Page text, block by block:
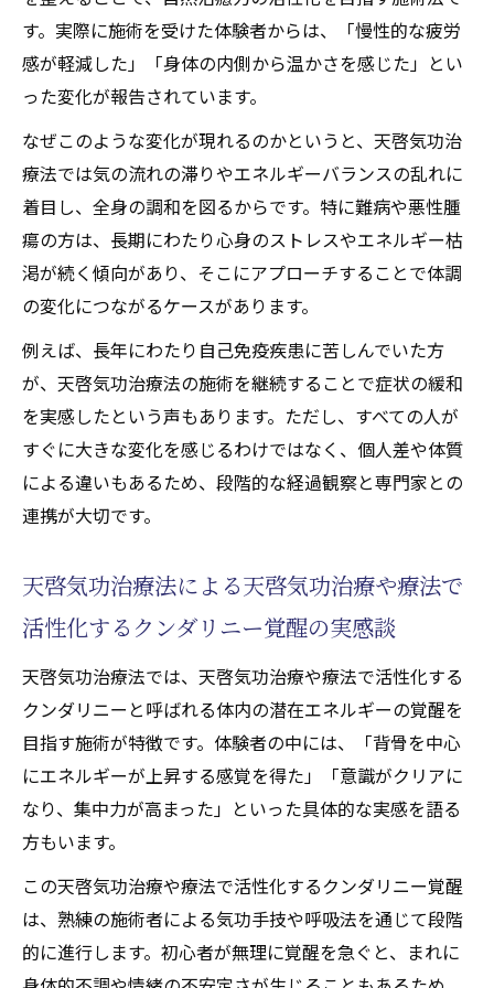
す。実際に施術を受けた体験者からは、「慢性的な疲労
感が軽減した」「身体の内側から温かさを感じた」とい
った変化が報告されています。
なぜこのような変化が現れるのかというと、天啓気功治
療法では気の流れの滞りやエネルギーバランスの乱れに
着目し、全身の調和を図るからです。特に難病や悪性腫
瘍の方は、長期にわたり心身のストレスやエネルギー枯
渇が続く傾向があり、そこにアプローチすることで体調
の変化につながるケースがあります。
例えば、長年にわたり自己免疫疾患に苦しんでいた方
が、天啓気功治療法の施術を継続することで症状の緩和
を実感したという声もあります。ただし、すべての人が
すぐに大きな変化を感じるわけではなく、個人差や体質
による違いもあるため、段階的な経過観察と専門家との
連携が大切です。
天啓気功治療法による天啓気功治療や療法で
活性化するクンダリニー覚醒の実感談
天啓気功治療法では、天啓気功治療や療法で活性化する
クンダリニーと呼ばれる体内の潜在エネルギーの覚醒を
目指す施術が特徴です。体験者の中には、「背骨を中心
にエネルギーが上昇する感覚を得た」「意識がクリアに
なり、集中力が高まった」といった具体的な実感を語る
方もいます。
この天啓気功治療や療法で活性化するクンダリニー覚醒
は、熟練の施術者による気功手技や呼吸法を通じて段階
的に進行します。初心者が無理に覚醒を急ぐと、まれに